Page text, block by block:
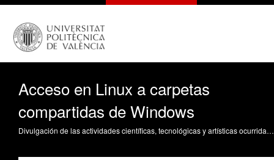
Acceso en Linux a carpetas
compartidas de Windows
Divulgación de las actividades científicas, tecnológicas y artísticas ocurridas en los tres campus de la UPV